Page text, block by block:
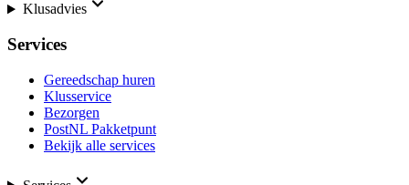
Klusadvies
Services
Gereedschap huren
Klusservice
Bezorgen
PostNL Pakketpunt
Bekijk alle services